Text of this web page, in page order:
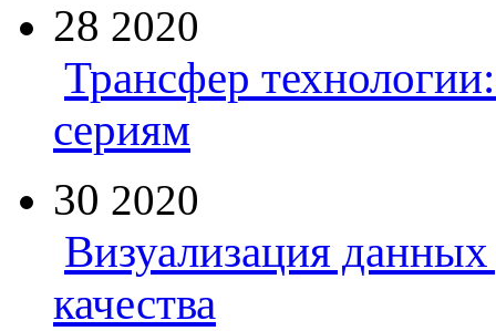
28 2020
Трансфер
сериям
30 2020
Визуализация
качества